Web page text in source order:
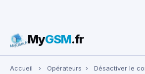
Rechercher :
MyGSM.fr
Accueil › Opérateurs ›
Désactiver le